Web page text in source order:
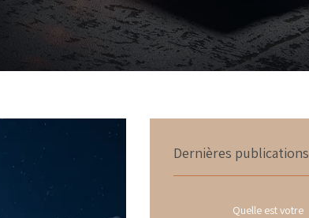
Dernières publications
Quelle est votre